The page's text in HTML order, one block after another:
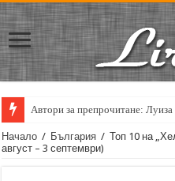
Автори за препрочитане:
Кирил Кадийски: „Плачът на
Начало / България / Топ 10 на
август – 3 септември)